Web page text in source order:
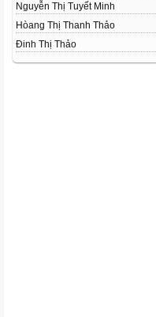
Nguyễn Thị Tuyết Minh
Hòang Thị Thanh Thảo
Đinh Thị Thảo